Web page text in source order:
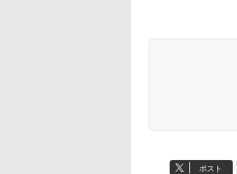
し 二人暮らし フラッ
ポスト